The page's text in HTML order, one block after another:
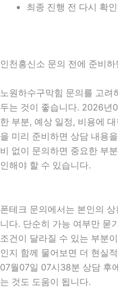
최종 진행 전 다시 확
인천흥신소 문의 전에 준비
노원하수구막힘 문의를 고려
두는 것이 좋습니다. 2026년
한 부분, 예상 일정, 비용에
을 미리 준비하면 상담 내용
비 없이 문의하면 중요한 부
인해야 할 수 있습니다.
폰테크 문의에서는 본인의
니다. 단순히 가능 여부만 묻
조건이 달라질 수 있는 부분
인지 함께 물어보면 더 현실
07월07일 07시38분 상담 후
는 것도 도움이 됩니다.